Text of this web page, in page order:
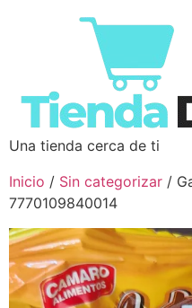
Una tienda cerca de ti
Inicio / Sin categorizar /
7770109840014